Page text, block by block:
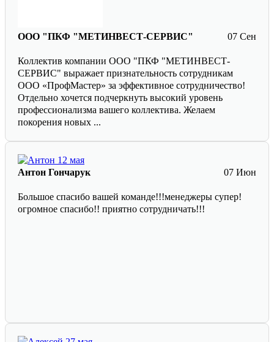
07 Сен
ООО "ПКФ "МЕТИНВЕСТ-СЕРВИС"
Коллектив компании ООО "ПКФ "МЕТИНВЕСТ-
СЕРВИС" выражает признательность сотрудникам
ООО «ПрофМастер» за эффективное сотрудничество!
Отдельно хочется подчеркнуть высокий уровень
профессионализма вашего коллектива. Желаем
покорения новых ...
07 Июн
Антон Гончарук
Большое спасибо вашей команде!!!менеджеры супер!
огромное спасибо!! приятно сотрудничать!!!